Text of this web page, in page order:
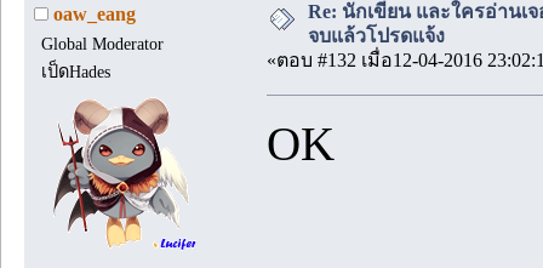
oaw_eang
Global Moderator
เป็ดHades
Re: นักเขียน และใครอ่านเ
จบแล้วโปรดแจ้ง
«ตอบ #132 เมื่อ12-04-2016
OK